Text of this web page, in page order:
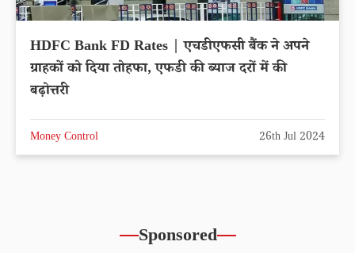
HDFC Bank FD Rates | एचडीएफसी बैंक ने अपने
ग्राहकों को दिया तोहफा, एफडी की ब्याज दरों में की
बढ़ोत्तरी
Money Control 26th Jul 2024
Sponsored